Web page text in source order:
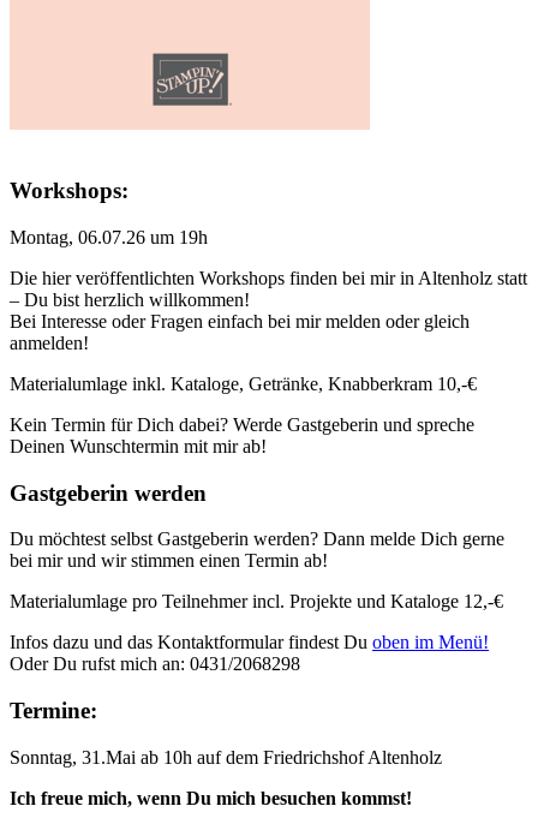
Workshops:
Montag, 06.07.26 um 19h
Die hier veröffentlichten Workshops finden bei mir in Altenholz statt
– Du bist herzlich willkommen!
Bei Interesse oder Fragen einfach bei mir melden oder gleich
anmelden!
Materialumlage inkl. Kataloge, Getränke, Knabberkram 10,-€
Kein Termin für Dich dabei? Werde Gastgeberin und spreche
Deinen Wunschtermin mit mir ab!
Gastgeberin werden
Du möchtest selbst Gastgeberin werden? Dann melde Dich gerne
bei mir und wir stimmen einen Termin ab!
Materialumlage pro Teilnehmer incl. Projekte und Kataloge 12,-€
Infos dazu und das Kontaktformular findest Du oben im Menü!
Oder Du rufst mich an: 0431/2068298
Termine:
Sonntag, 31.Mai ab 10h auf dem Friedrichshof Altenholz
Ich freue mich, wenn Du mich besuchen kommst!